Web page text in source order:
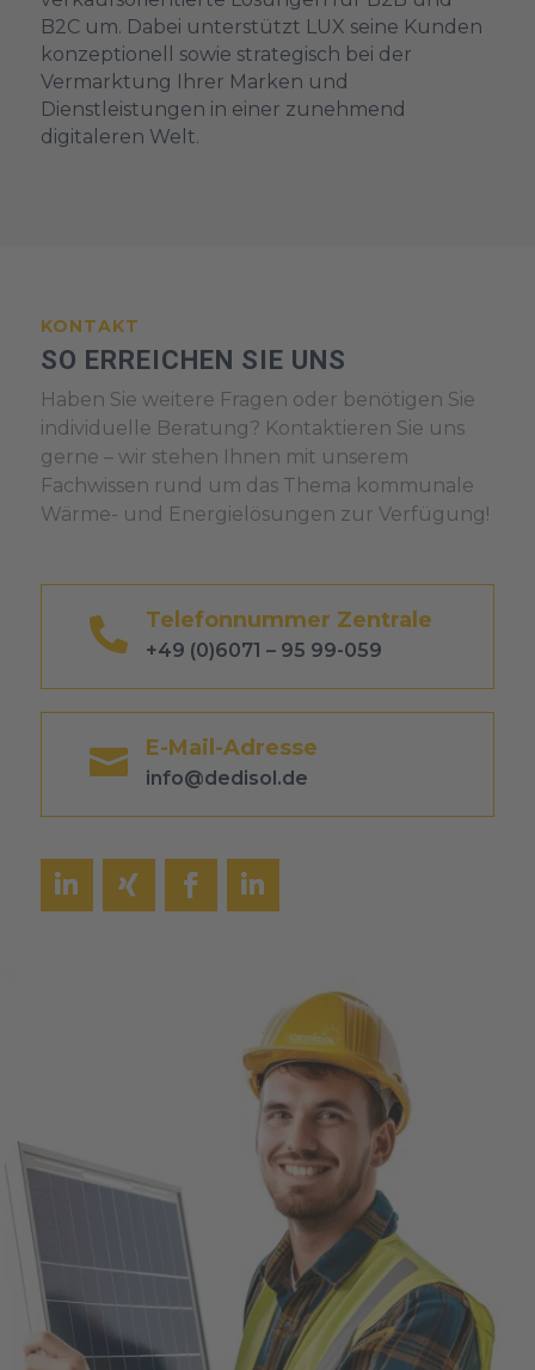
B2C um. Dabei unterstützt LUX seine Kunden
konzeptionell sowie strategisch bei der
Vermarktung Ihrer Marken und
Dienstleistungen in einer zunehmend
digitaleren Welt.
KONTAKT
SO ERREICHEN SIE UNS
Haben Sie weitere Fragen oder benötigen Sie
individuelle Beratung? Kontaktieren Sie uns
gerne – wir stehen Ihnen mit unserem
Fachwissen rund um das Thema kommunale
Wärme- und Energielösungen zur Verfügung!
 Telefonnummer Zentrale
+49 (0)6071 – 95 99-059
 E-Mail-Adresse
info@dedisol.de